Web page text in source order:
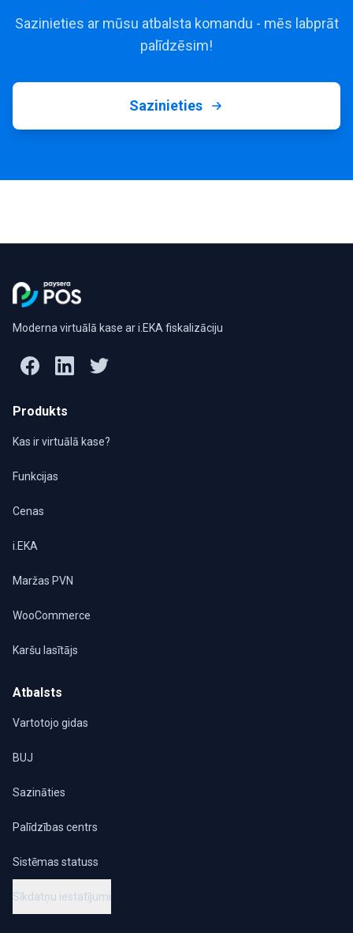
Sazinieties ar mūsu atbalsta komandu - mēs labprāt
palīdzēsim!
Sazinieties
Moderna virtuālā kase ar i.EKA fiskalizāciju
Produkts
Kas ir virtuālā kase?
Funkcijas
Cenas
i.EKA
Maržas PVN
WooCommerce
Karšu lasītājs
Atbalsts
Vartotojo gidas
BUJ
Sazināties
Palīdzības centrs
Sistēmas statuss
Sīkdatņu iestatījumi